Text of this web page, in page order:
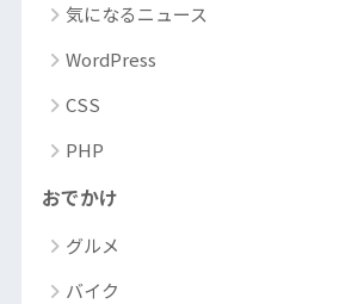
気になるニュース
WordPress
CSS
PHP
おでかけ
グルメ
バイク